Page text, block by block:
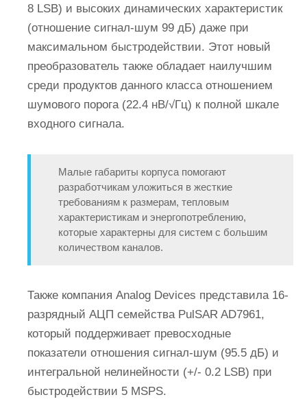
8 LSB) и высоких динамических характеристик
(отношение сигнал-шум 99 дБ) даже при
максимальном быстродействии. Этот новый
преобразователь также обладает наилучшим
среди продуктов данного класса отношением
шумового порога (22.4 нВ/√Гц) к полной шкале
входного сигнала.
Малые габариты корпуса помогают
разработчикам уложиться в жесткие
требованиям к размерам, тепловым
характеристикам и энергопотреблению,
которые характерны для систем с большим
количеством каналов.
Также компания Analog Devices представила 16-
разрядный АЦП семейства PulSAR AD7961,
который поддерживает превосходные
показатели отношения сигнал-шум (95.5 дБ) и
интегральной нелинейности (+/- 0.2 LSB) при
быстродействии 5 MSPS.